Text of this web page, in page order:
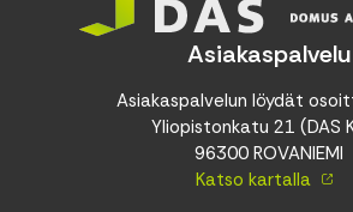
Asiakaspalvelu
Asiakaspalvelun löydät
Yliopistonkatu 21 (DAS
96300 ROVANIEMI
Katso kartalla